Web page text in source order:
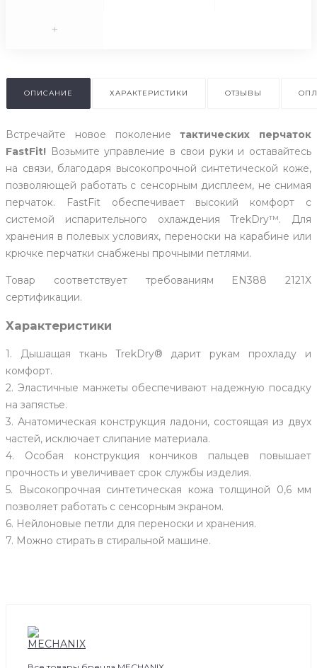
+
ОПИСАНИЕ ХАРАКТЕРИСТИКИ ОТЗЫВЫ
Встречайте новое поколениетактических перчаток
FastFit! Возьмите управление в свои руки и оставайтесь
на связи, благодаря высокопрочной синтетической коже,
позволяющей работать с сенсорным дисплеем, не снимая
перчаток. FastFit обеспечивает высокий комфорт с
системой испарительного охлаждения TrekDry™. Для
хранения в полевых условиях, переноски на карабине или
крючке перчатки снабжены прочными петлями.
Товар соответствует требованиям EN388 2121X
сертификации.
Характеристики
1. Дышащая ткань TrekDry® дарит рукам прохладу и
комфорт.
2. Эластичные манжеты обеспечивают надежную посадку
на запястье.
3. Анатомическая конструкция ладони, состоящая из двух
частей, исключает слипание материала.
4. Особая конструкция кончиков пальцев повышает
прочность и увеличивает срок службы изделия.
5. Высокопрочная синтетическая кожа толщиной 0,6 мм
позволяет работать с сенсорным экраном.
6. Нейлоновые петли для переноски и хранения.
7. Можно стирать в стиральной машине.